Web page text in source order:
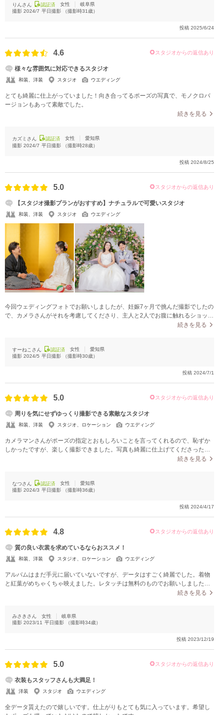
りんさん 認証済 女性
岐阜県
撮影 2024/7 平日撮影 （撮影時31歳）
投稿 2025/6/24
4.6 スタジオからの返信あり
様々な雰囲気に対応できるスタジオ
和装、洋装 スタジオ ウエディング
とても綺麗に仕上がっていました！向き合ってるポーズの写真で、モノクロバ
ージョンもあって素敵でした。
続きを見る
カズミさん 認証済 女性
愛知県
撮影 2024/7 平日撮影 （撮影時28歳）
投稿 2024/8/25
5.0 スタジオからの返信あり
【スタジオ撮影プランがおすすめ】ナチュラルで可愛いスタジオ
和装、洋装 スタジオ ウエディング
今回ウェディングフォトでお願いしましたが、妊娠7ヶ月で挑んだ撮影でしたの
で、カメラさんがそれを考慮してくださり、主人と2人でお腹に触れるショット
を撮ってくださり、その写真がとても気に入っています。また遊び心のあるシ
ています。無料のレタッチサービスで十分綺麗に仕上げていただけました。
続きを見る
すーねこさん 認証済 女性
愛知県
撮影 2024/5 平日撮影 （撮影時30歳）
投稿 2024/7/1
5.0 スタジオからの返信あり
周りを気にせずゆっくり撮影できる素敵なスタジオ
和装、洋装 スタジオ、ロケーション ウエディング
カメラマンさんがポーズの指定とおもしろいことを言ってくれるので、恥ずか
しかったですが、楽しく撮影できました。写真も綺麗に仕上げてくださったの
続きを見る
なつさん 認証済 女性
愛知県
撮影 2024/3 平日撮影 （撮影時36歳）
投稿 2024/4/17
4.8 スタジオからの返信あり
質の良い衣裳を求めているならおススメ！
和装、洋装 スタジオ、ロケーション ウエディング
アルバムはまだ手元に届いていないですが、データはすごく綺麗でした。着物
と紅葉がめちゃくちゃ映えました。レタッチは無料のものでお願いしましたが
続きを見る
みさきさん 女性
岐阜県
撮影 2023/11 平日撮影 （撮影時34歳）
投稿 2023/12/19
5.0 スタジオからの返信あり
衣装もスタッフさんも大満足！
洋装 スタジオ ウエディング
全データ貰えたので嬉しいです。仕上がりもとても気に入っています。希望し